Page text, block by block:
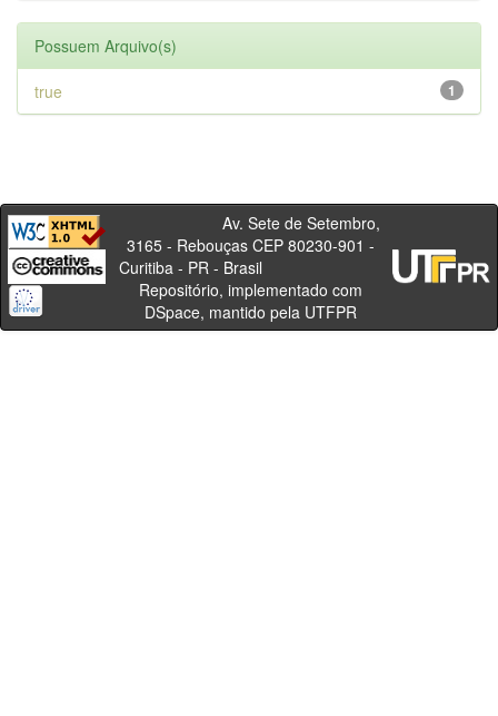
Possuem Arquivo(s)
1
true
Av. Sete de Setembro,
3165 - Rebouças CEP 80230-901 -
Curitiba - PR - Brasil
Repositório, implementado com
DSpace, mantido pela UTFPR